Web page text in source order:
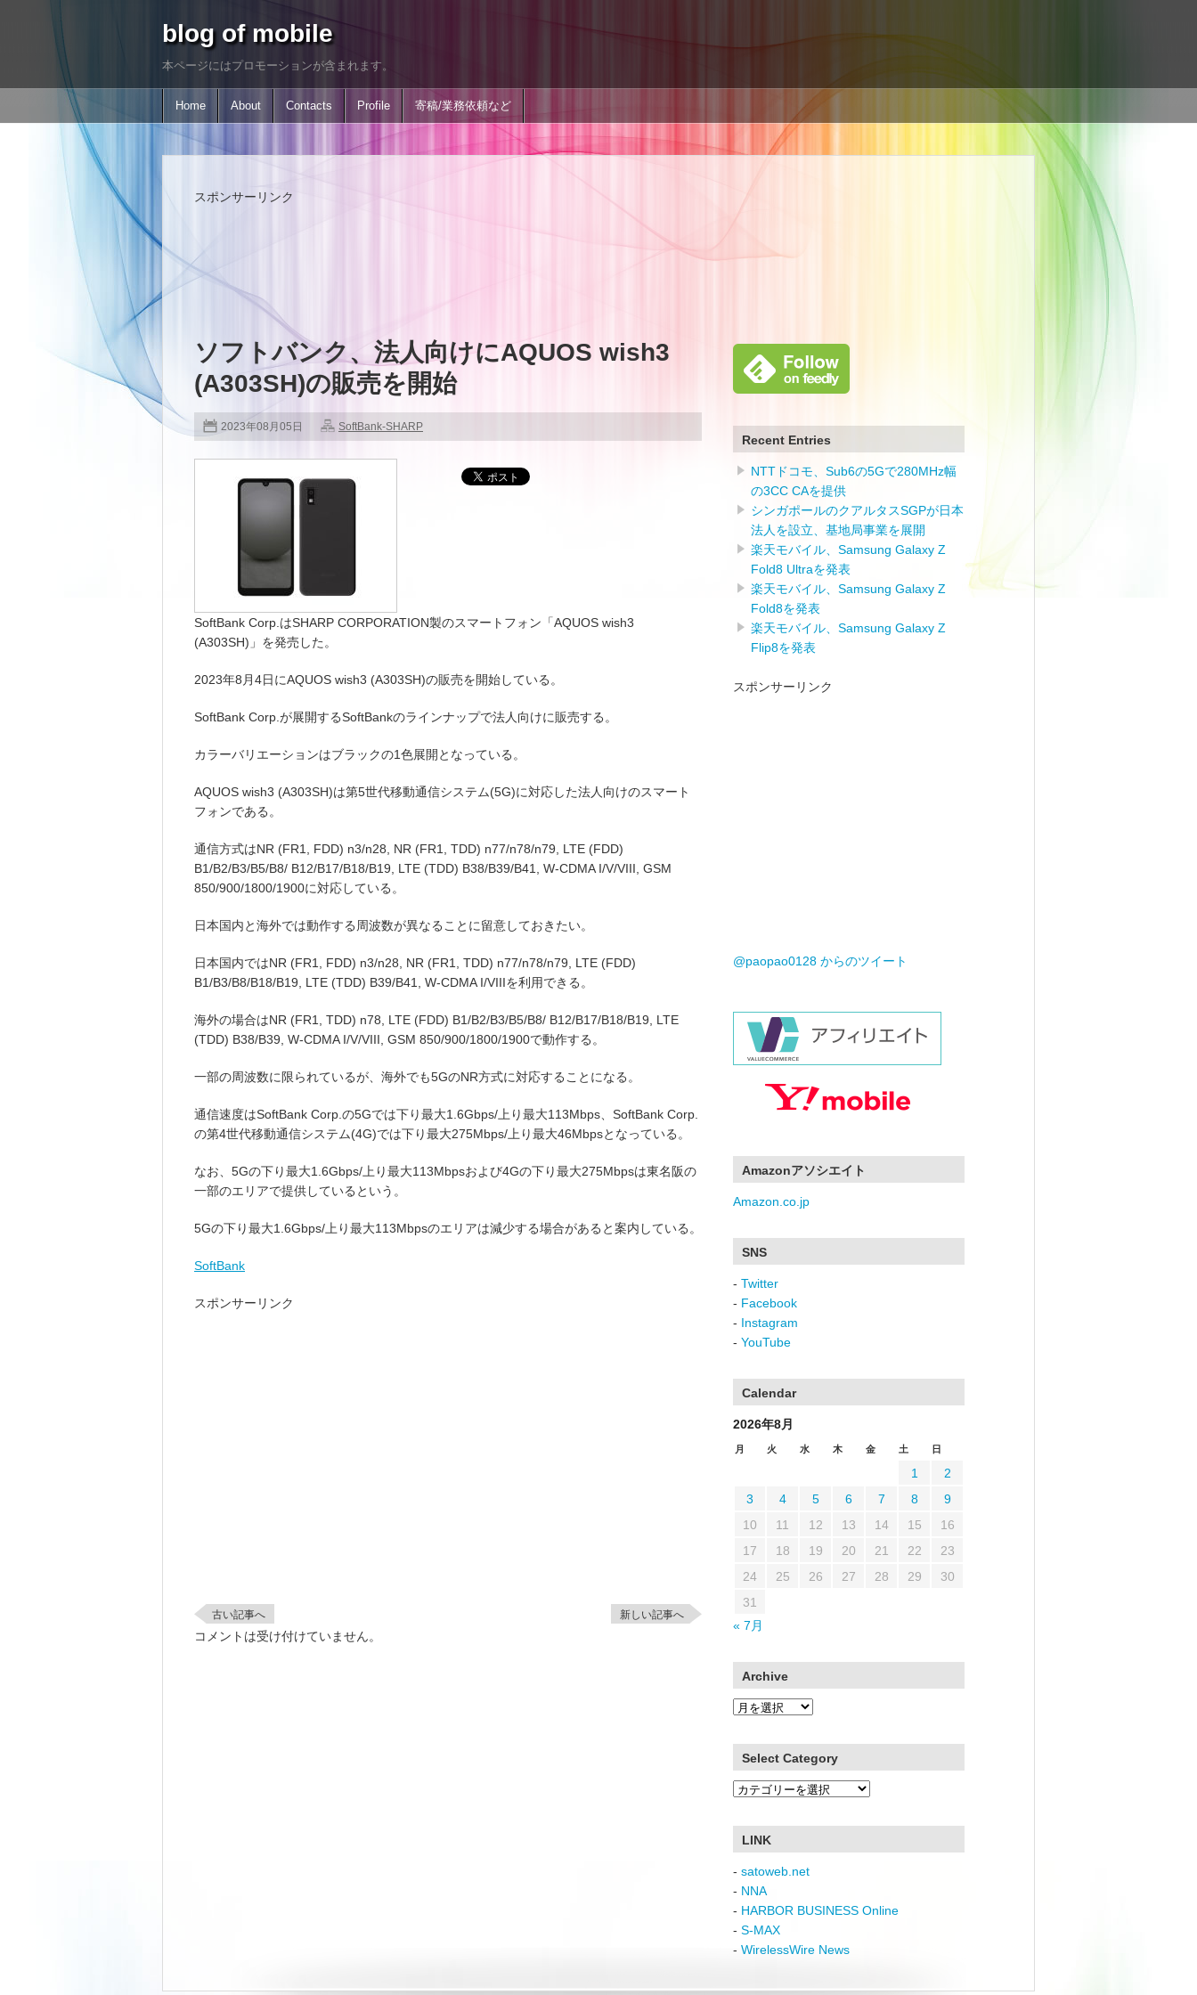
blog of mobile
本ページにはプロモーションが含まれます。
Home About Contacts Profile 寄稿/業務依頼など
スポンサーリンク
ソフトバンク、法人向けにAQUOS wish3
(A303SH)の販売を開始
2023年08月05日 SoftBank-SHARP
SoftBank Corp.はSHARP CORPORATION製のスマートフォン「AQUOS wish3
(A303SH)」を発売した。
2023年8月4日にAQUOS wish3 (A303SH)の販売を開始している。
SoftBank Corp.が展開するSoftBankのラインナップで法人向けに販売する。
カラーバリエーションはブラックの1色展開となっている。
AQUOS wish3 (A303SH)は第5世代移動通信システム(5G)に対応した法人向けのスマート
フォンである。
通信方式はNR (FR1, FDD) n3/n28, NR (FR1, TDD) n77/n78/n79, LTE (FDD)
B1/B2/B3/B5/B8/ B12/B17/B18/B19, LTE (TDD) B38/B39/B41, W-CDMA I/V/VIII, GSM
850/900/1800/1900に対応している。
日本国内と海外では動作する周波数が異なることに留意しておきたい。
日本国内ではNR (FR1, FDD) n3/n28, NR (FR1, TDD) n77/n78/n79, LTE (FDD)
B1/B3/B8/B18/B19, LTE (TDD) B39/B41, W-CDMA I/VIIIを利用できる。
海外の場合はNR (FR1, TDD) n78, LTE (FDD) B1/B2/B3/B5/B8/ B12/B17/B18/B19, LTE
(TDD) B38/B39, W-CDMA I/V/VIII, GSM 850/900/1800/1900で動作する。
一部の周波数に限られているが、海外でも5GのNR方式に対応することになる。
通信速度はSoftBank Corp.の5Gでは下り最大1.6Gbps/上り最大113Mbps、SoftBank Corp.
の第4世代移動通信システム(4G)では下り最大275Mbps/上り最大46Mbpsとなっている。
なお、5Gの下り最大1.6Gbps/上り最大113Mbpsおよび4Gの下り最大275Mbpsは東名阪の
一部のエリアで提供しているという。
5Gの下り最大1.6Gbps/上り最大113Mbpsのエリアは減少する場合があると案内している。
SoftBank
スポンサーリンク
古い記事へ 新しい記事へ
コメントは受け付けていません。
Recent Entries
NTTドコモ、Sub6の5Gで280MHz幅
の3CC CAを提供
シンガポールのクアルタスSGPが日本
法人を設立、基地局事業を展開
楽天モバイル、Samsung Galaxy Z
Fold8 Ultraを発表
楽天モバイル、Samsung Galaxy Z
Fold8を発表
楽天モバイル、Samsung Galaxy Z
Flip8を発表
スポンサーリンク
@paopao0128 からのツイート
Amazonアソシエイト
Amazon.co.jp
SNS
- Twitter
- Facebook
- Instagram
- YouTube
Calendar
2026年8月
月 火 水 木 金 土 日
1
2
3
4 5 6 7 8
9
10
11 12 13 14 15
16
17
18 19 20 21 22
23
24
25 26 27 28 29
30
31
« 7月
Archive
Archive
Select Category
Select
LINK
- satoweb.net
- NNA
- HARBOR BUSINESS Online
- S-MAX
- WirelessWire News